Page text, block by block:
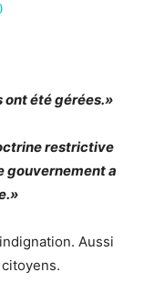
ont été gérées.»
restrictive
gouvernement a
Aussi